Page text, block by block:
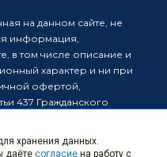
на данном сайте, не
информация,
в том числе описание и
характер и ни при
офертой,
437 Гражданского
право в одностороннем
размещенную на
хранения данных.
даёте согласие на работу с